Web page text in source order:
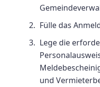
Fülle das
Lege die
und